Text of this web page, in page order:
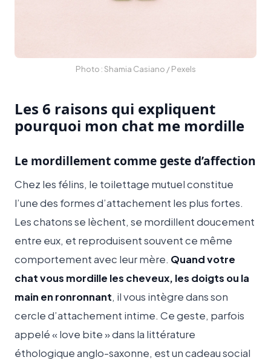
Photo : Shamia Casiano / Pexels
Les 6 raisons qui expliquent
pourquoi mon chat me mordille
Le mordillement comme geste d’affection
Chez les félins, le toilettage mutuel constitue
l’une des formes d’attachement les plus fortes.
Les chatons se lèchent, se mordillent doucement
entre eux, et reproduisent souvent ce même
comportement avec leur mère. Quand votre
chat vous mordille les cheveux, les doigts ou la
main en ronronnant, il vous intègre dans son
cercle d’attachement intime. Ce geste, parfois
appelé « love bite » dans la littérature
éthologique anglo-saxonne, est un cadeau social